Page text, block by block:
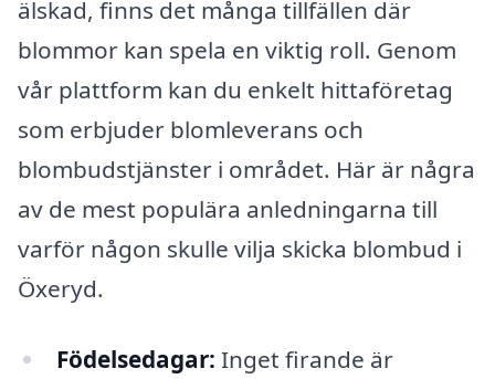
älskad, finns det många tillfällen där
blommor kan spela en viktig roll. Genom
vår plattform kan du enkelt hittaföretag
som erbjuder blomleverans och
blombudstjänster i området. Här är några
av de mest populära anledningarna till
varför någon skulle vilja skicka blombud i
Öxeryd.
Födelsedagar: Inget firande är